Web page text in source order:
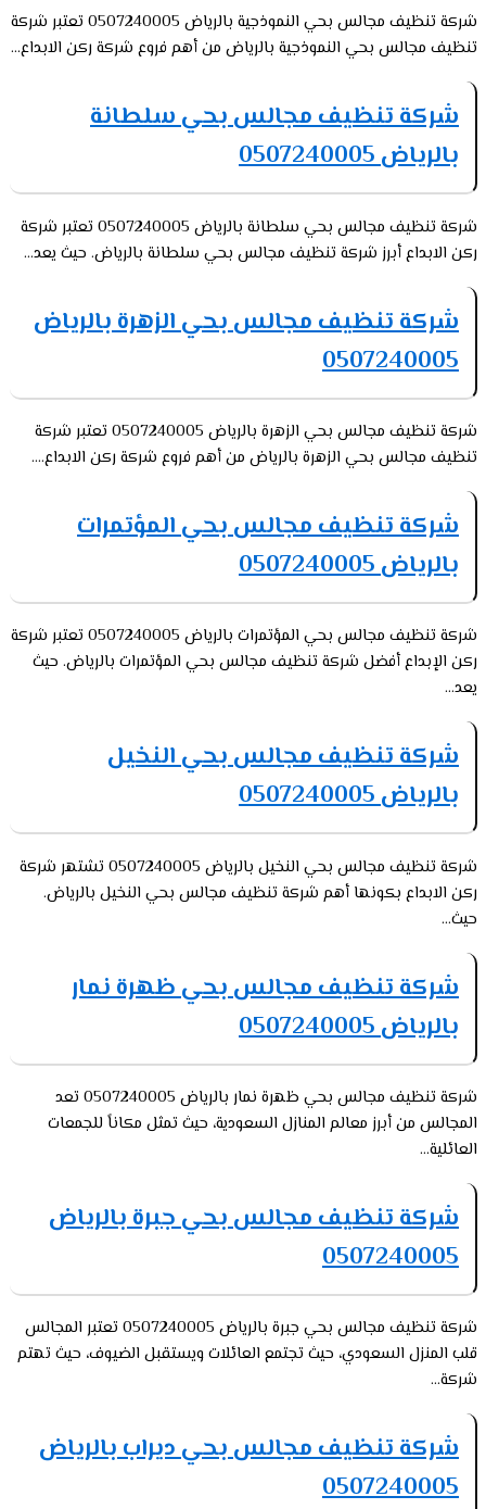
شركة تنظيف مجالس بحي النموذجية بالرياض 0507240005 تعتبر شركة
تنظيف مجالس بحي النموذجية بالرياض من أهم فروع شركة ركن الابداع...
شركة تنظيف مجالس بحي سلطانة
بالرياض 0507240005
شركة تنظيف مجالس بحي سلطانة بالرياض 0507240005 تعتبر شركة
ركن الابداع أبرز شركة تنظيف مجالس بحي سلطانة بالرياض. حيث يعد...
شركة تنظيف مجالس بحي الزهرة بالرياض
0507240005
شركة تنظيف مجالس بحي الزهرة بالرياض 0507240005 تعتبر شركة
تنظيف مجالس بحي الزهرة بالرياض من أهم فروع شركة ركن الابداع....
شركة تنظيف مجالس بحي المؤتمرات
بالرياض 0507240005
شركة تنظيف مجالس بحي المؤتمرات بالرياض 0507240005 تعتبر شركة
ركن الإبداع أفضل شركة تنظيف مجالس بحي المؤتمرات بالرياض. حيث
يعد...
شركة تنظيف مجالس بحي النخيل
بالرياض 0507240005
شركة تنظيف مجالس بحي النخيل بالرياض 0507240005 تشتهر شركة
ركن الابداع بكونها أهم شركة تنظيف مجالس بحي النخيل بالرياض.
حيث...
شركة تنظيف مجالس بحي ظهرة نمار
بالرياض 0507240005
شركة تنظيف مجالس بحي ظهرة نمار بالرياض 0507240005 تعد
المجالس من أبرز معالم المنازل السعودية، حيث تمثل مكاناً للجمعات
العائلية...
شركة تنظيف مجالس بحي جبرة بالرياض
0507240005
شركة تنظيف مجالس بحي جبرة بالرياض 0507240005 تعتبر المجالس
قلب المنزل السعودي، حيث تجتمع العائلات ويستقبل الضيوف، حيث تهتم
شركة...
شركة تنظيف مجالس بحي ديراب بالرياض
0507240005